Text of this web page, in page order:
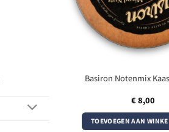
Basiron Notenmix
€8,00
TOEVOEGEN AAN